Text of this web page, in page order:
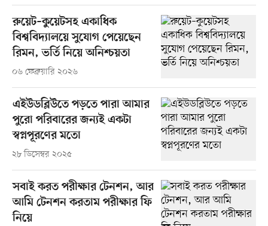
রুয়েট–কুয়েটসহ একাধিক
বিশ্ববিদ্যালয়ে সুযোগ পেয়েছেন
রিমন, ভর্তি নিয়ে অনিশ্চয়তা
০৬ ফেব্রুয়ারি ২০২৬
এইউডব্লিউতে পড়তে পারা আমার
পুরো পরিবারের জন্যই একটা
স্বপ্নপূরণের মতো
২৮ ডিসেম্বর ২০২৫
সবাই করত পরীক্ষার টেনশন, আর
আমি টেনশন করতাম পরীক্ষার ফি
নিয়ে